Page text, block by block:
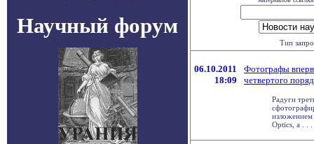
Научный форум
Тип
06.10.2011
18:09
Фотографы
четвертого
Радуги
изложением
Optics, а . . .